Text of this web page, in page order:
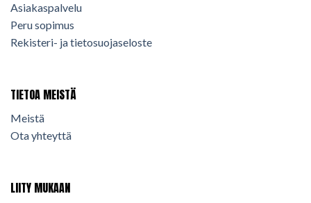
Asiakaspalvelu
Peru sopimus
Rekisteri- ja tietosuojaseloste
TIETOA MEISTÄ
Meistä
Ota yhteyttä
LIITY MUKAAN